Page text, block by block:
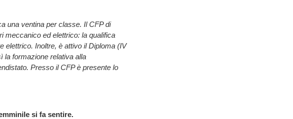
una ventina per classe. Il CFP di
meccanico ed elettrico: la qualifica
elettrico. Inoltre, è attivo il Diploma (IV
la formazione relativa alla
Presso il CFP è presente lo
si fa sentire.